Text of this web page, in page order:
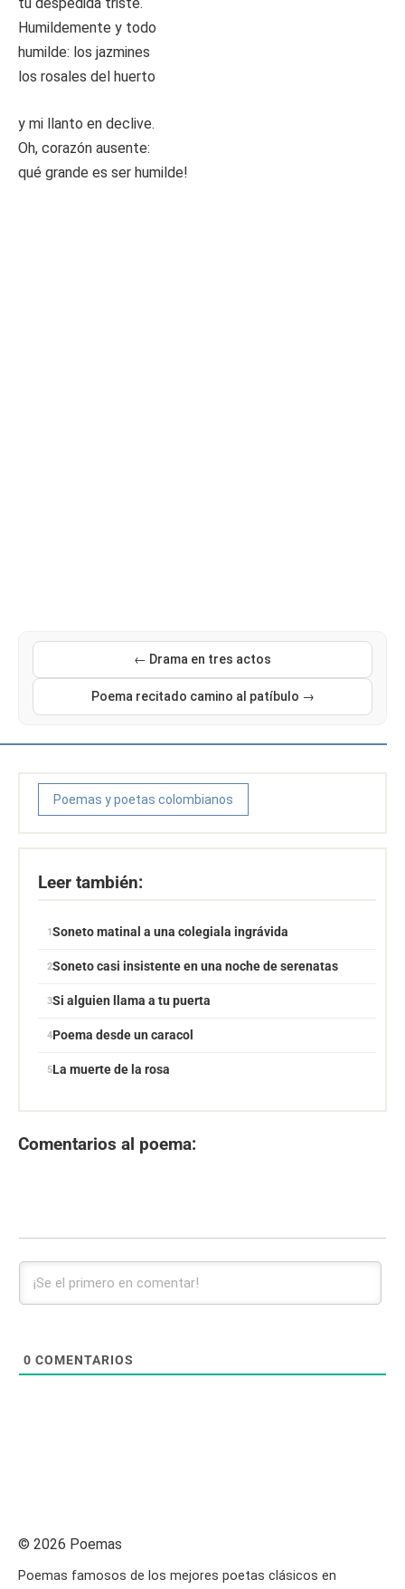
Humildemente y todo
humilde: los jazmines
los rosales del huerto
y mi llanto en declive.
Oh, corazón ausente:
qué grande es ser humilde!
← Drama en tres actos
Poema recitado camino al patíbulo →
Poemas y poetas colombianos
Leer también:
Soneto matinal a una colegiala ingrávida
Soneto casi insistente en una noche de serenatas
Si alguien llama a tu puerta
Poema desde un caracol
La muerte de la rosa
Comentarios al poema:
0 COMENTARIOS
© 2026 Poemas
Poemas famosos de los mejores poetas clásicos en